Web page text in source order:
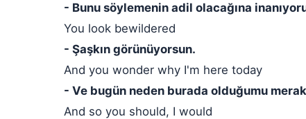
- Bunu söylemenin adil olacağına
You look bewildered
- Şaşkın görünüyorsun.
And you wonder why I'm here today
- Ve bugün neden burada olduğumu
And so you should, I would